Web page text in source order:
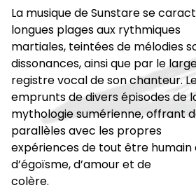
La musique de Sunstare se
longues plages aux rythmiques
martiales, teintées de mélodies
dissonances, ainsi que par le
registre vocal de son chanteur.
emprunts de divers épisodes de
mythologie sumérienne, offrant
parallèles avec les propres
expériences de tout être humain
d’égoïsme, d’amour et de
colère.